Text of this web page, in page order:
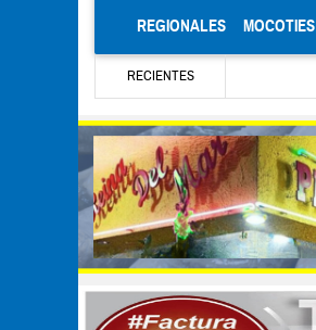
REGIONALES MOCOTIES
RECIENTES